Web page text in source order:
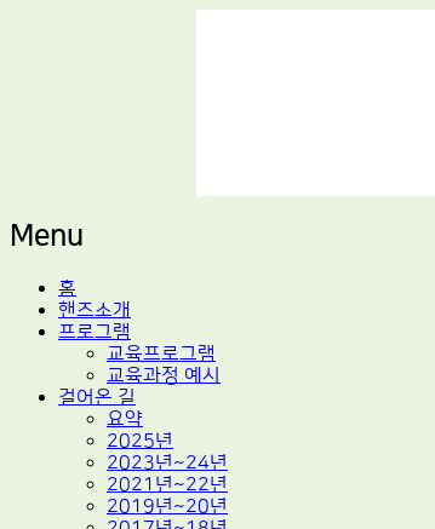
Menu
Skip
content
홈
핸즈소개
프로그램
교육프로그램
교육과정 예시
걸어온 길
요약
2025년
2023년~24년
2021년~22년
2019년~20년